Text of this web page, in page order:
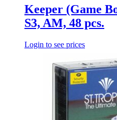
Keeper (Game
S3, AM, 48 pcs.
Login to see prices